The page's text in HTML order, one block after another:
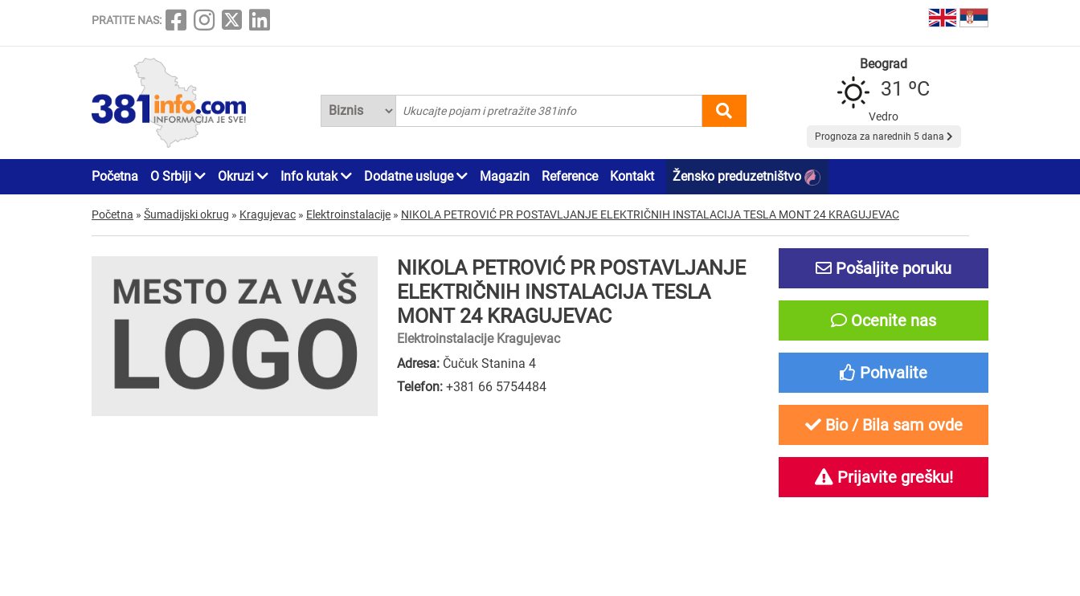
PRATITE NAS:
Beograd
31 ºC
Vedro
Prognoza za narednih 5 dana
Početna O Srbiji Okruzi Info kutak Dodatne usluge Magazin Reference Kontakt Žensko preduzetništvo
Početna » Šumadijski okrug » Kragujevac » Elektroinstalacije » NIKOLA PETROVIĆ PR POSTAVLJANJE ELEKTRIČNIH INSTALACIJA TESLA MONT 24 KRAGUJEVAC
NIKOLA PETROVIĆ PR POSTAVLJANJE
ELEKTRIČNIH INSTALACIJA TESLA
MONT 24 KRAGUJEVAC
Elektroinstalacije Kragujevac
Adresa: Čučuk Stanina 4
Telefon: +381 66 5754484
Pošaljite poruku
Ocenite nas
Pohvalite
Bio / Bila sam ovde
Prijavite grešku!